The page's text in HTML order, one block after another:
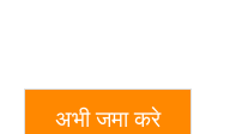
अभी जमा करे